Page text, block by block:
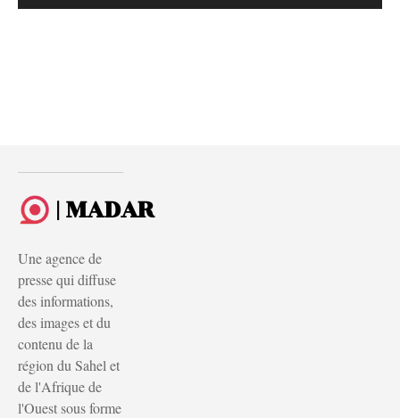
| MADAR
Une agence de
presse qui diffuse
des informations,
des images et du
contenu de la
région du Sahel et
de l'Afrique de
l'Ouest sous forme